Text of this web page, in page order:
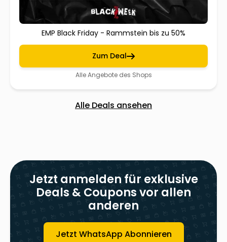
EMP Black Friday - Rammstein bis zu 50%
Zum Deal
Alle Angebote des Shops
Alle Deals ansehen
Jetzt anmelden für exklusive
Deals & Coupons vor allen
anderen
Jetzt WhatsApp Abonnieren